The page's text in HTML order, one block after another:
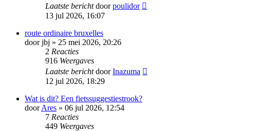
Laatste berichtdoorpoulidor
13 jul 2026, 16:07
route ordinaire bruxelles
doorjbj » 25 mei 2026, 20:26
2 Reacties
916 Weergaves
Laatste berichtdoorInazuma
12 jul 2026, 18:29
Wat is dit? Een fietssuggestiestrook?
doorAres » 06 jul 2026, 12:54
7 Reacties
449 Weergaves